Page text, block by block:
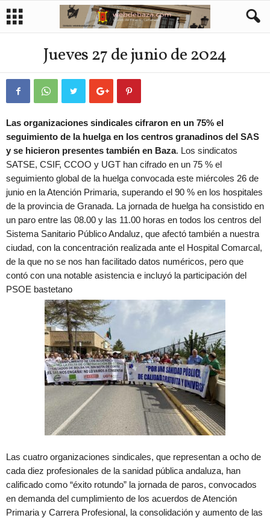
Jueves 27 de junio de 2024
Las organizaciones sindicales cifraron en un 75% el
seguimiento de la huelga en los centros granadinos del SAS
y se hicieron presentes también en Baza. Los sindicatos
SATSE, CSIF, CCOO y UGT han cifrado en un 75 % el
seguimiento global de la huelga convocada este miércoles 26 de
junio en la Atención Primaria, superando el 90 % en los hospitales
de la provincia de Granada. La jornada de huelga ha consistido en
un paro entre las 08.00 y las 11.00 horas en todos los centros del
Sistema Sanitario Público Andaluz, que afectó también a nuestra
ciudad, con la concentración realizada ante el Hospital Comarcal,
de la que no se nos han facilitado datos numéricos, pero que
contó con una notable asistencia e incluyó la participación del
PSOE bastetano
Las cuatro organizaciones sindicales, que representan a ocho de
cada diez profesionales de la sanidad pública andaluza, han
calificado como “éxito rotundo” la jornada de paros, convocados
en demanda del cumplimiento de los acuerdos de Atención
Primaria y Carrera Profesional, la consolidación y aumento de las